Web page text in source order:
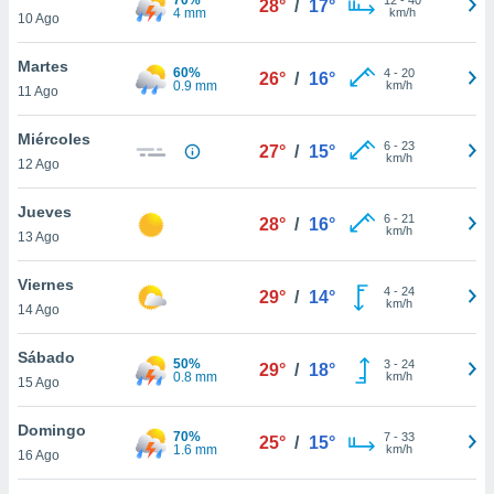
más
nuestra
y
de
disponible
cookies
aceptar
10 Ago
4 mm
28° / 17°
km/h
Martes
11 Ago
60%
0.9 mm
26° / 16° 4- 20
km/h
Miércoles
12 Ago
27° / 15° 6- 23
km/h
Jueves
13 Ago
28° / 16° 6- 21
km/h
Viernes
14 Ago
29° / 14° 4- 24
km/h
Sábado
15 Ago
50%
0.8 mm
29° / 18° 3- 24
km/h
Domingo
16 Ago
70%
1.6 mm
25° / 15° 7- 33
km/h